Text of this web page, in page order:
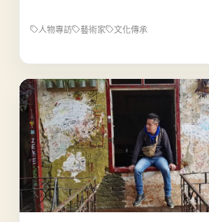
人物專訪 藝術家 文化傳承